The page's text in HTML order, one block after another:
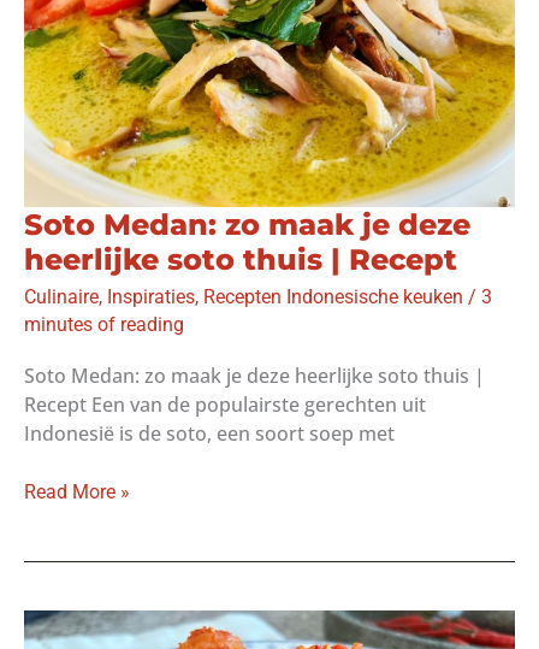
Soto Medan: zo maak je deze
heerlijke soto thuis | Recept
Culinaire, Inspiraties, Recepten Indonesische keuken / 3
minutes of reading
Soto Medan: zo maak je deze heerlijke soto thuis |
Recept Een van de populairste gerechten uit
Indonesië is de soto, een soort soep met
Soto
je
deze
Read More »